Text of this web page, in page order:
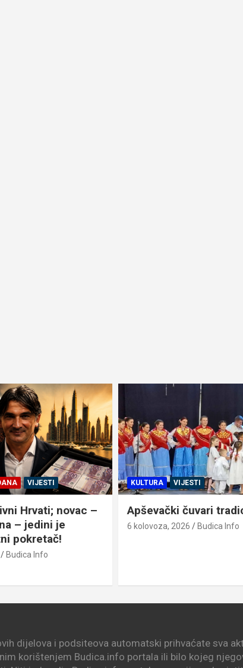
VIJESTI
Hrvati; novac –
– jedini je
pokretač!
Budica Info
KULTURA VIJESTI
Apševački čuvari
6 kolovoza, 2026 Budica Info
dijelova i podsiteova automatski prihvaćate sva
korištenjem Budica.info portala ili bilo kojeg